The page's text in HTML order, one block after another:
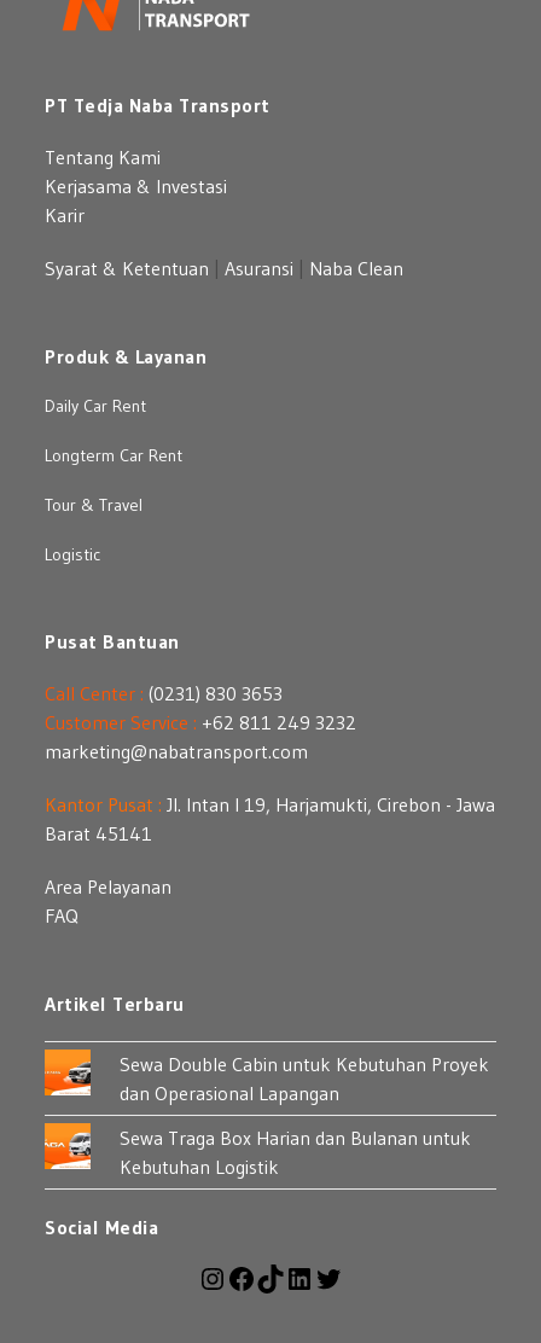
PT Tedja Naba Transport
Tentang Kami
Kerjasama & Investasi
Karir
Syarat & Ketentuan |Asuransi | Naba Clean
Produk & Layanan
Daily Car Rent
Longterm Car Rent
Tour & Travel
Logistic
Pusat Bantuan
Call Center : (0231) 830 3653
Customer Service : +62 811 249 3232
marketing@nabatransport.com
Kantor Pusat : Jl. Intan I 19, Harjamukti, Cirebon - Jawa
Barat 45141
Area Pelayanan
FAQ
Artikel Terbaru
Sewa Double Cabin untuk Kebutuhan Proyek
dan Operasional Lapangan
Sewa Traga Box Harian dan Bulanan untuk
Kebutuhan Logistik
Social Media